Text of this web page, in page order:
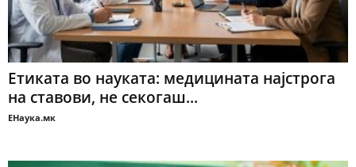
Етиката во науката: медицината најстрога
на ставови, не секогаш...
ЕНаука.мк